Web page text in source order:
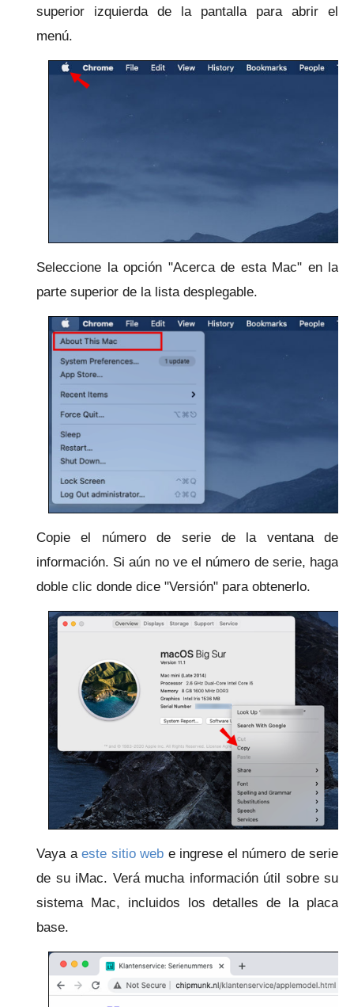
superior izquierda de la pantalla para abrir el
menú.
Seleccione la opción "Acerca de esta Mac" en la
parte superior de la lista desplegable.
Copie el número de serie de la ventana de
información. Si aún no ve el número de serie, haga
doble clic donde dice "Versión" para obtenerlo.
Vaya a este sitio web e ingrese el número de serie
de su iMac. Verá mucha información útil sobre su
sistema Mac, incluidos los detalles de la placa
base.